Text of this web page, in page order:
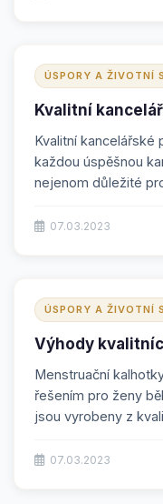
ÚSPORY A ŽIVOTNÍ
Kvalitní
Kvalitní
každou úspěšnou
nejenom důležité
07.03.2023
ÚSPORY A ŽIVOTNÍ
Výhody
Menstruační
řešením pro ženy
jsou vyrobeny z
07.03.2023